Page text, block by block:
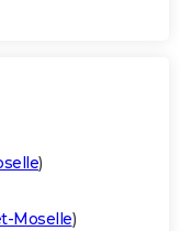
)
Moselle)